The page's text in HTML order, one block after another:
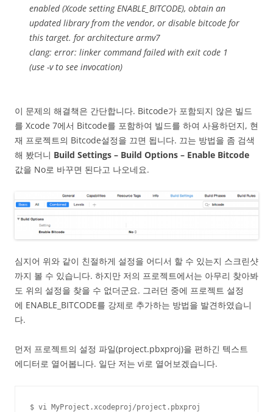
enabled (Xcode setting ENABLE_BITCODE), obtain an
updated library from the vendor, or disable bitcode for
this target. for architecture armv7
clang: error: linker command failed with exit code 1
(use -v to see invocation)
이 문제의 해결책은 간단합니다. Bitcode가 포함되지 않은 빌드
를 Xcode 7에서 Bitcode를 포함하여 빌드를 하여 사용하던지, 현
재 프로젝트의 Bitcode설정을 끄면 됩니다. 끄는 방법을 좀 검색
해 봤더니 Build Settings – Build Options – Enable Bitcode
값을 No로 바꾸면 된다고 나오네요.
심지어 위와 같이 친절하게 설정을 어디서 할 수 있는지 스크린샷
까지 볼 수 있습니다. 하지만 저의 프로젝트에서는 아무리 찾아봐
도 위의 설정을 찾을 수 없더군요. 그러던 중에 프로젝트 설정
에 ENABLE_BITCODE를 강제로 추가하는 방법을 발견하였습니
다.
먼저 프로젝트의 설정 파일(project.pbxproj)을 편하긴 텍스트
에디터로 열어봅니다. 일단 저는 vi로 열어보겠습니다.
$ vi MyProject.xcodeproj/project.pbxproj